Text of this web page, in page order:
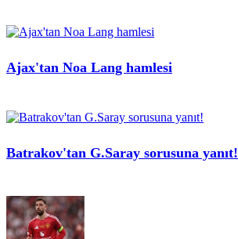
Ajax'tan Noa Lang hamlesi
Batrakov'tan G.Saray sorusuna yanıt!